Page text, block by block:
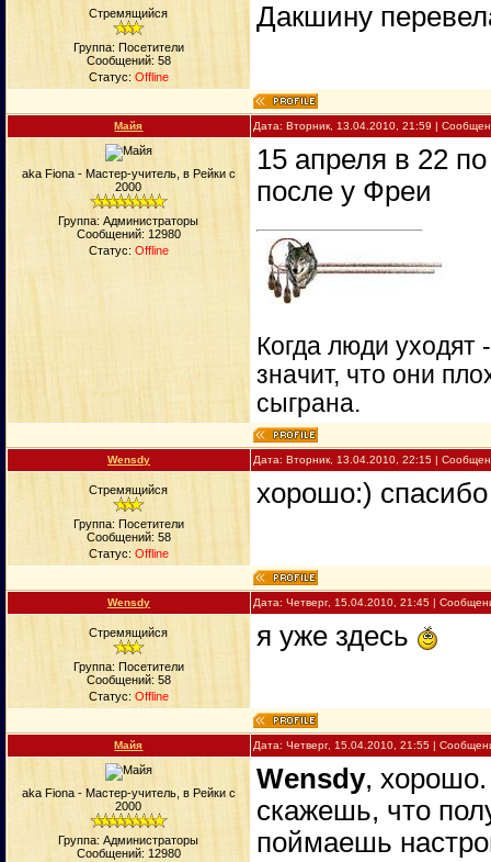
Стремящийся
Группа: Посетители
Сообщений: 58
Статус: Offline
Дакшину
Майя Дата: Вторник, 13.04.2010, 21:59 |
aka Fiona - Мастер-учитель, в Рейки с
2000
Группа: Администраторы
Сообщений: 12980
Статус: Offline
15 апреля в 22
после у Фреи
Когда люди уходят
значит, что они
сыграна.
Wensdy Дата: Вторник, 13.04.2010, 22:15 |
Стремящийся
Группа: Посетители
Сообщений: 58
Статус: Offline
хорошо:)
Wensdy Дата: Четверг, 15.04.2010, 21:45 |
Стремящийся
Группа: Посетители
Сообщений: 58
Статус: Offline
я уже здесь
Майя Дата: Четверг, 15.04.2010, 21:55 |
aka Fiona - Мастер-учитель, в Рейки с
2000
Группа: Администраторы
Сообщений: 12980
Wensdy,
скажешь, что
поймаешь